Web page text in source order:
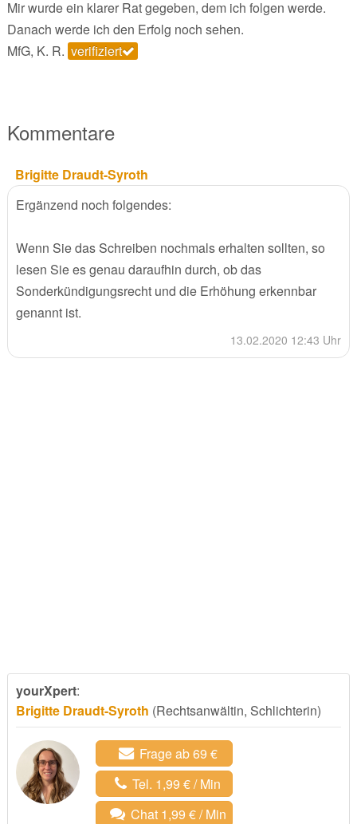
Mir wurde ein klarer Rat gegeben, dem ich folgen werde.
Danach werde ich den Erfolg noch sehen.
MfG, K. R. verifiziert
Kommentare
Brigitte Draudt-Syroth
Ergänzend noch folgendes:
Wenn Sie das Schreiben nochmals erhalten sollten, so
lesen Sie es genau daraufhin durch, ob das
Sonderkündigungsrecht und die Erhöhung erkennbar
genannt ist.
13.02.2020 12:43 Uhr
yourXpert:
Brigitte Draudt-Syroth (Rechtsanwältin, Schlichterin)
Frage ab 69 €
Tel. 1,99 € / Min
Chat 1,99 € / Min